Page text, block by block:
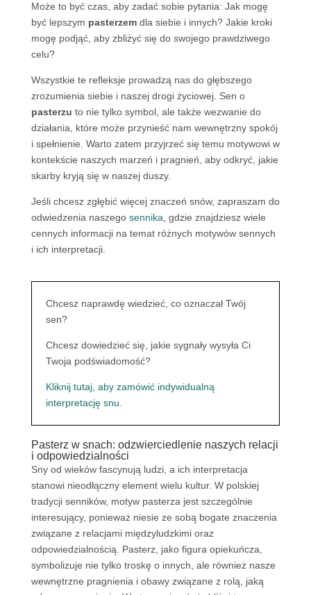
Może to być czas, aby zadać sobie pytania: Jak mogę
być lepszym pasterzemdla siebie i innych? Jakie kroki
mogę podjąć, aby zbliżyć się do swojego prawdziwego
celu?
Wszystkie te refleksje prowadzą nas do głębszego
zrozumienia siebie i naszej drogi życiowej. Sen o
pasterzu to nie tylko symbol, ale także wezwanie do
działania, które może przynieść nam wewnętrzny spokój
i spełnienie. Warto zatem przyjrzeć się temu motywowi w
kontekście naszych marzeń i pragnień, aby odkryć, jakie
skarby kryją się w naszej duszy.
Jeśli chcesz zgłębić więcej znaczeń snów, zapraszam do
odwiedzenia naszego sennika , gdzie znajdziesz wiele
cennych informacji na temat różnych motywów sennych
i ich interpretacji.
Chcesz naprawdę wiedzieć, co oznaczał Twój
sen?
Chcesz dowiedzieć się, jakie sygnały wysyła Ci
Twoja podświadomość?
Kliknij tutaj, aby zamówić indywidualną
interpretację snu.
Pasterz w snach: odzwierciedlenie naszych relacji
i odpowiedzialności
Sny od wieków fascynują ludzi, a ich interpretacja
stanowi nieodłączny element wielu kultur. W polskiej
tradycji senników, motyw pasterza jest szczególnie
interesujący, ponieważ niesie ze sobą bogate znaczenia
związane z relacjami międzyludzkimi oraz
odpowiedzialnością. Pasterz, jako figura opiekuńcza,
symbolizuje nie tylko troskę o innych, ale również nasze
wewnętrzne pragnienia i obawy związane z rolą, jaką